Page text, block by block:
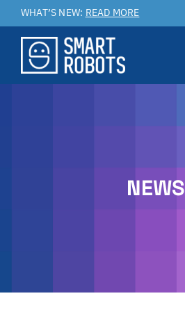
Salta
al
contenuto
WHAT’S NEW:READ MORE
Case Studies
NEWS